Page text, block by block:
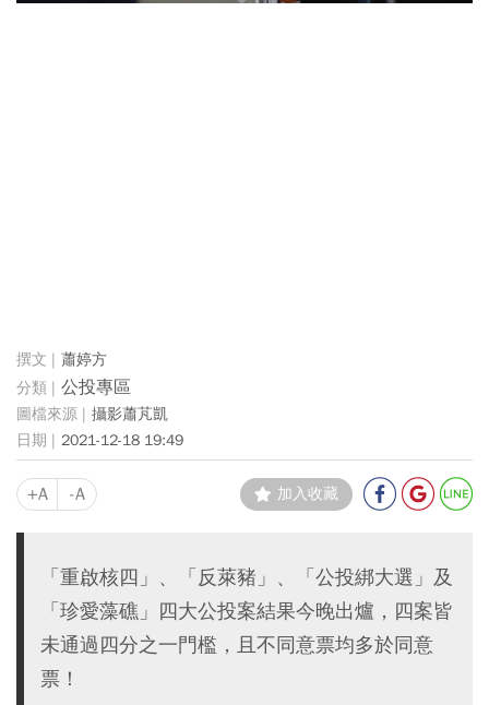
蕭婷方
公投專區
攝影蕭芃凱
2021-12-18 19:49
+A -A 加入收藏
「重啟核四」、「反萊豬」、「公投綁大選」及
「珍愛藻礁」四大公投案結果今晚出爐，四案皆
未通過四分之一門檻，且不同意票均多於同意
票！